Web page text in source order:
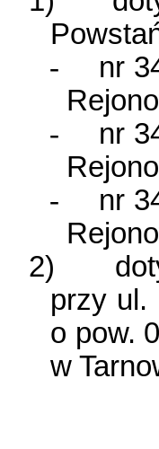
-
nr
-
nr
-
nr
2)
przy ul.
o pow.
w